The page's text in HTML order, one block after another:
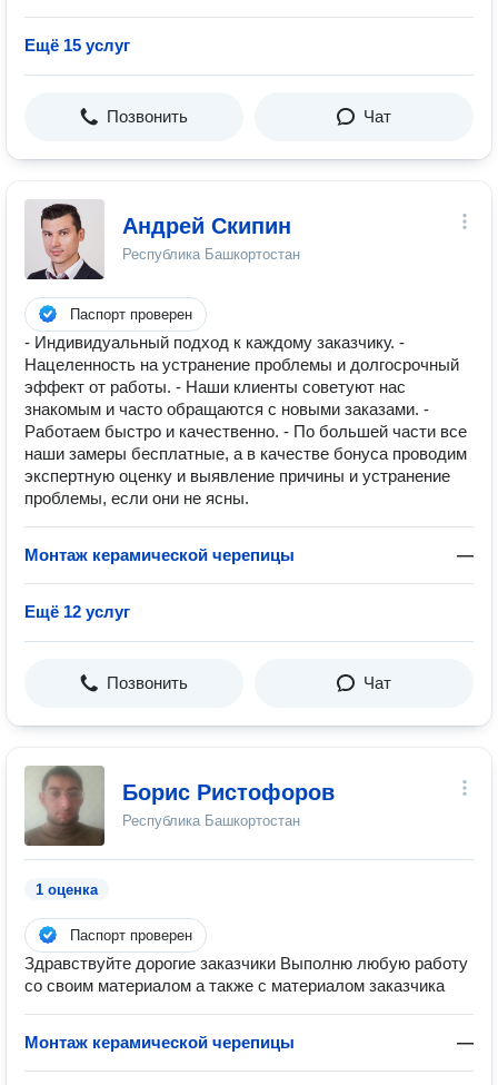
Ещё 15 услуг
Позвонить Чат
Андрей Скипин
Республика Башкортостан
Паспорт проверен
- Индивидуальный подход к каждому заказчику. -
Нацеленность на устранение проблемы и долгосрочный
эффект от работы. - Наши клиенты советуют нас
знакомым и часто обращаются с новыми заказами. -
Работаем быстро и качественно. - По большей части все
наши замеры бесплатные, а в качестве бонуса проводим
экспертную оценку и выявление причины и устранение
проблемы, если они не ясны.
Монтаж керамической черепицы —
Ещё 12 услуг
Позвонить Чат
Борис Ристофоров
Республика Башкортостан
1 оценка
Паспорт проверен
Здравствуйте дорогие заказчики Выполню любую работу
со своим материалом а также с материалом заказчика
Монтаж керамической черепицы —